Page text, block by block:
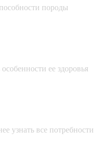
породы
ее здоровья
узнать все потребности